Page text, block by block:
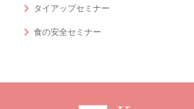
タイアップセミナー
食の安全セミナー